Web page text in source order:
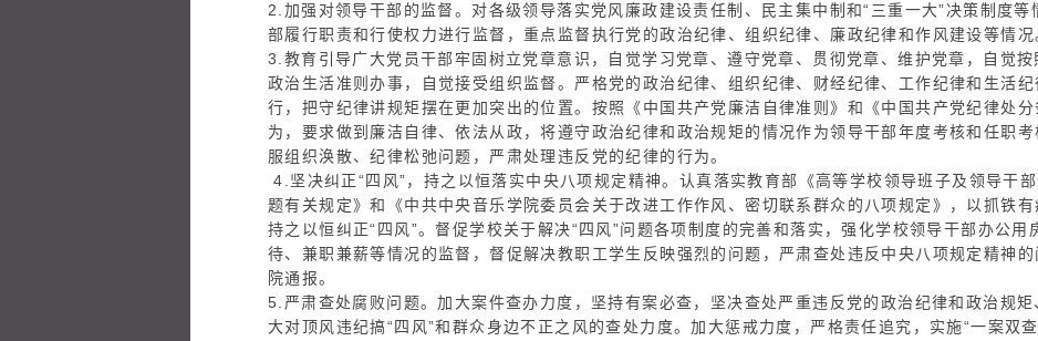
2.加强对领导干部的监督。对各级领导落实党风廉政建设责任制、民主集中制和“三重一大”决策制度等
部履行职责和行使权力进行监督，重点监督执行党的政治纪律、组织纪律、廉政纪律和作风建设等情况
3.教育引导广大党员干部牢固树立党章意识，自觉学习党章、遵守党章、贯彻党章、维护党章，自觉
政治生活准则办事，自觉接受组织监督。严格党的政治纪律、组织纪律、财经纪律、工作纪律和生活
行，把守纪律讲规矩摆在更加突出的位置。按照《中国共产党廉洁自律准则》和《中国共产党纪律处
为，要求做到廉洁自律、依法从政，将遵守政治纪律和政治规矩的情况作为领导干部年度考核和任职
服组织涣散、纪律松弛问题，严肃处理违反党的纪律的行为。
4.坚决纠正“四风”，持之以恒落实中央八项规定精神。认真落实教育部《高等学校领导班子及领导干部
题有关规定》和《中共中央音乐学院委员会关于改进工作作风、密切联系群众的八项规定》，以抓铁有
持之以恒纠正“四风”。督促学校关于解决“四风”问题各项制度的完善和落实，强化学校领导干部办公用
待、兼职兼薪等情况的监督，督促解决教职工学生反映强烈的问题，严肃查处违反中央八项规定精神
院通报。
5.严肃查处腐败问题。加大案件查办力度，坚持有案必查，坚决查处严重违反党的政治纪律和政治规
大对顶风违纪搞“四风”和群众身边不正之风的查处力度。加大惩戒力度，严格责任追究，实施“一案双